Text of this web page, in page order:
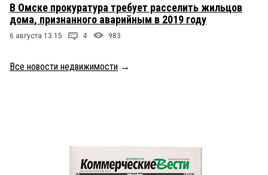
В Омске прокуратура требует расселить жильцов
дома, признанного аварийным в 2019 году
6 августа 13:15 4 983
Все новости недвижимости →